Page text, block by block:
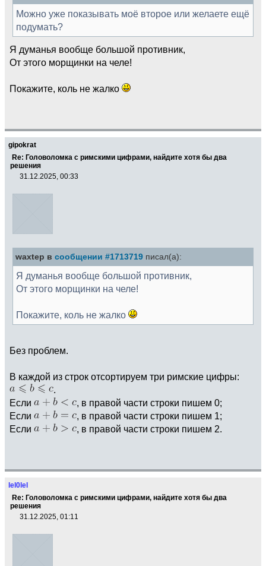
Можно уже показывать моё второе или желаете ещё
подумать?
Я думанья вообще большой противник,
От этого морщинки на челе!
Покажите, коль не жалко
gipokrat
Re: Головоломка с римскими цифрами, найдите хотя бы два
решения
31.12.2025, 00:33
waxtep в сообщении #1713719 писал(а):
Я думанья вообще большой противник,
От этого морщинки на челе!
Покажите, коль не жалко
Без проблем.
В каждой из строк отсортируем три римские цифры:
Если
, в правой части строки пишем 0;
Если
, в правой части строки пишем 1;
Если
, в правой части строки пишем 2.
lel0lel
Re: Головоломка с римскими цифрами, найдите хотя бы два
решения
31.12.2025, 01:11